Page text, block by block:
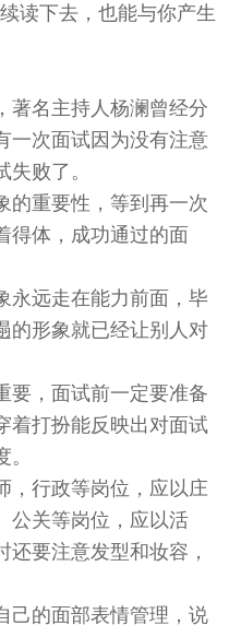
下去，也能与你产生
名主持人杨澜曾经分
一次面试因为没有注意
败了。
重要性，等到再一次
得体，成功通过的面
远走在能力前面，毕
的形象就已经让别人对
，面试前一定要准备
着打扮能反映出对面试
行政等岗位，应以庄
公关等岗位，应以活
要注意发型和妆容，
的面部表情管理，说